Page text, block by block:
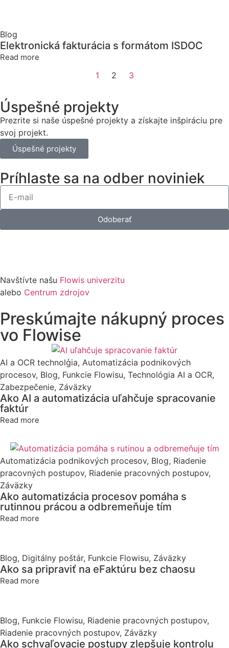
Blog
Elektronická fakturácia s formátom ISDOC
Read more
1 2 3
Úspešné projekty
Prezrite si naše úspešné projekty a získajte inšpiráciu pre
svoj projekt.
Úspešné projekty
Príhlaste sa na odber noviniek
Odoberať
Navštívte našu Flowis univerzitu
alebo Centrum zdrojov
Preskúmajte nákupný proces
vo Flowise
AI a OCR technolģia, Automatizácia podnikových
procesov, Blog, Funkcie Flowisu, Technológia AI a OCR,
Zabezpečenie, Záväzky
Ako AI a automatizácia uľahčuje spracovanie
faktúr
Read more
Automatizácia podnikových procesov, Blog, Riadenie
pracovných postupov, Riadenie pracovných postupov,
Záväzky
Ako automatizácia procesov pomáha s
rutinnou prácou a odbremeňuje tím
Read more
Blog, Digitálny poštár, Funkcie Flowisu, Záväzky
Ako sa pripraviť na eFaktúru bez chaosu
Read more
Blog, Funkcie Flowisu, Riadenie pracovných postupov,
Riadenie pracovných postupov, Záväzky
Ako schvaľovacie postupy zlepšuje kontrolu